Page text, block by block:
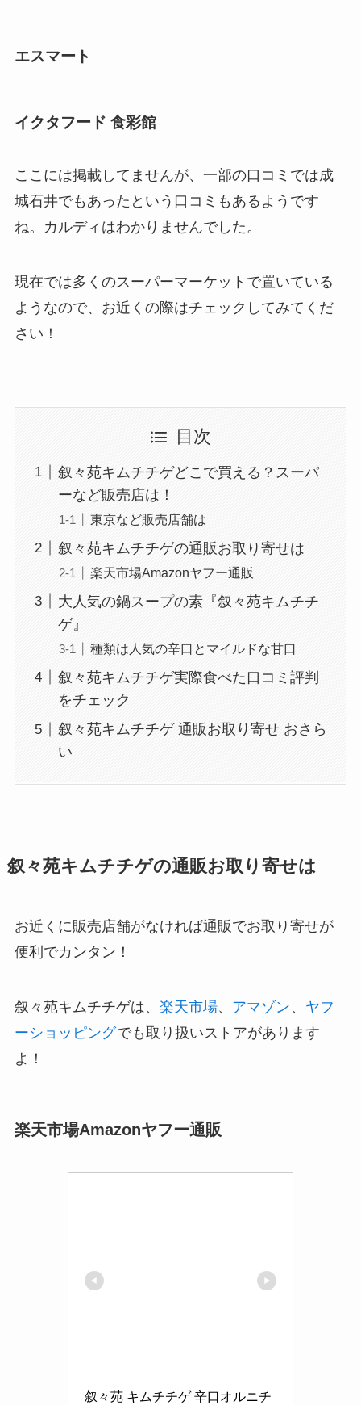
エスマート
イクタフード 食彩館
ここには掲載してませんが、一部の口コミでは成
城石井でもあったという口コミもあるようです
ね。カルディはわかりませんでした。
現在では多くのスーパーマーケットで置いている
ようなので、お近くの際はチェックしてみてくだ
さい！
目次
叙々苑キムチチゲどこで買える？スーパ
ーなど販売店は！
東京など販売店舗は
叙々苑キムチチゲの通販お取り寄せは
楽天市場Amazonヤフー通販
大人気の鍋スープの素『叙々苑キムチチ
ゲ』
種類は人気の辛口とマイルドな甘口
叙々苑キムチチゲ実際食べた口コミ評判
をチェック
叙々苑キムチチゲ 通販お取り寄せ おさら
い
叙々苑キムチチゲの通販お取り寄せは
お近くに販売店舗がなければ通販でお取り寄せが
便利でカンタン！
叙々苑キムチチゲは、 楽天市場、 アマゾン 、 ヤフ
ーショッピングでも取り扱いストアがあります
よ！
楽天市場Amazonヤフー通販
叙々苑 キムチチゲ 辛口オルニチ